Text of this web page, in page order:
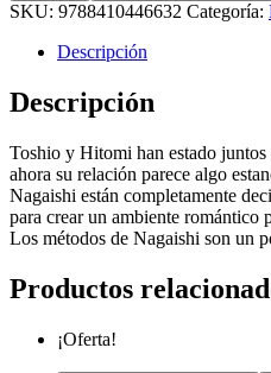
SKU: 9788410446632 Categoría:
Descripción
Descripción
Toshio y Hitomi han estado
ahora su relación parece algo
Nagaishi están completamente
para crear un ambiente romántico
Los métodos de Nagaishi son un
Productos
¡Oferta!